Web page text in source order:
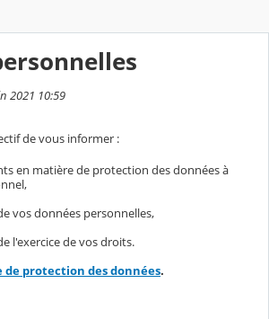
2021 10:59
de vous informer :
en matière de protection des données à
vos données personnelles,
l'exercice de vos droits.
de protection des données.